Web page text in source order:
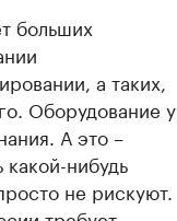
больших
а таких,
Оборудование у
А это –
нибудь
не рискуют.